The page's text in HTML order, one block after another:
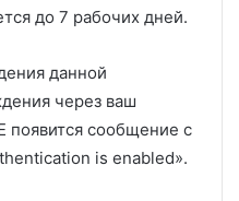
до 7 рабочих дней.
данной
через ваш
появится сообщение с
is enabled».